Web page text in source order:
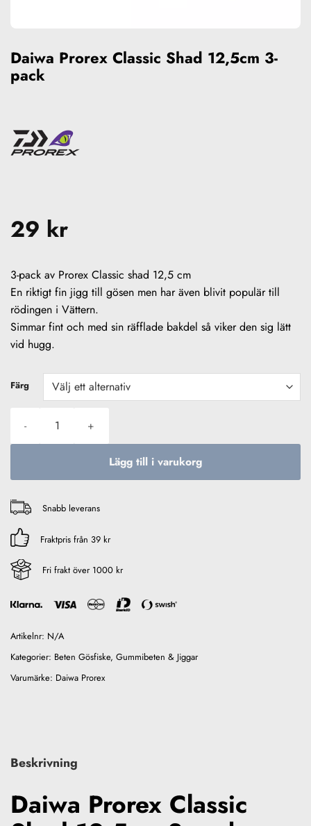
Daiwa Prorex Classic Shad 12,5cm 3-
pack
29 kr
3-pack av Prorex Classic shad 12,5 cm
En riktigt fin jigg till gösen men har även blivit populär till
rödingen i Vättern.
Simmar fint och med sin räfflade bakdel så viker den sig lätt
vid hugg.
Färg
Lägg till i varukorg
Snabb leverans
Fraktpris från 39 kr
Fri frakt över 1000 kr
Artikelnr: N/A
Kategorier: Beten Gösfiske, Gummibeten & Jiggar
Varumärke: Daiwa Prorex
Beskrivning
Daiwa Prorex Classic